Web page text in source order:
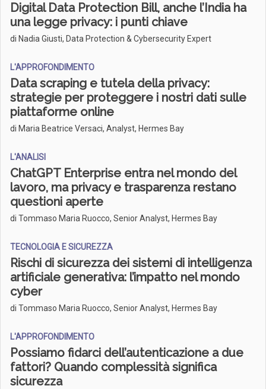
Digital Data Protection Bill, anche l’India ha
una legge privacy: i punti chiave
di Nadia Giusti, Data Protection & Cybersecurity Expert
L'APPROFONDIMENTO
Data scraping e tutela della privacy:
strategie per proteggere i nostri dati sulle
piattaforme online
di Maria Beatrice Versaci, Analyst, Hermes Bay
L'ANALISI
ChatGPT Enterprise entra nel mondo del
lavoro, ma privacy e trasparenza restano
questioni aperte
di Tommaso Maria Ruocco, Senior Analyst, Hermes Bay
TECNOLOGIA E SICUREZZA
Rischi di sicurezza dei sistemi di intelligenza
artificiale generativa: l’impatto nel mondo
cyber
di Tommaso Maria Ruocco, Senior Analyst, Hermes Bay
L'APPROFONDIMENTO
Possiamo fidarci dell’autenticazione a due
fattori? Quando complessità significa
sicurezza